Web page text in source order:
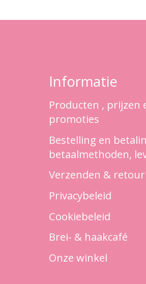
Informatie
Producten , prijzen
promoties
Bestelling en
betaalmethoden,
Verzenden &
Privacybeleid
Cookiebeleid
Brei- & haakcafé
Onze winkel